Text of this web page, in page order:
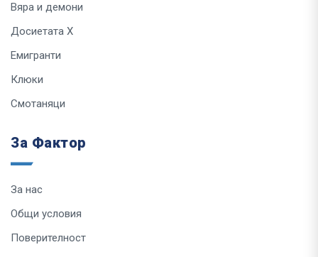
Вяра и демони
Досиетата Х
Емигранти
Клюки
Смотаняци
За Фактор
За нас
Общи условия
Поверителност